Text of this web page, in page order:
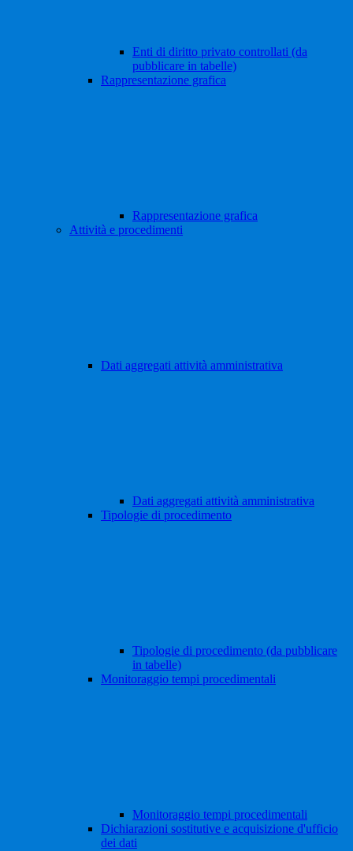
Enti di diritto privato controllati (da
pubblicare in tabelle)
Rappresentazione grafica
Rappresentazione grafica
Attività e procedimenti
Dati aggregati attività amministrativa
Dati aggregati attività amministrativa
Tipologie di procedimento
Tipologie di procedimento (da pubblicare
in tabelle)
Monitoraggio tempi procedimentali
Monitoraggio tempi procedimentali
Dichiarazioni sostitutive e acquisizione d'ufficio
dei dati